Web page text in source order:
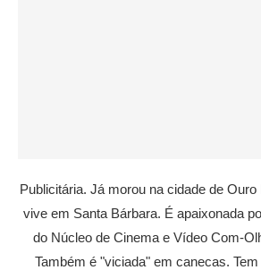
Publicitária. Já morou na cidade de
vive em Santa Bárbara. É apaixonada
do Núcleo de Cinema e Vídeo Com-
Também é "viciada" em canecas.